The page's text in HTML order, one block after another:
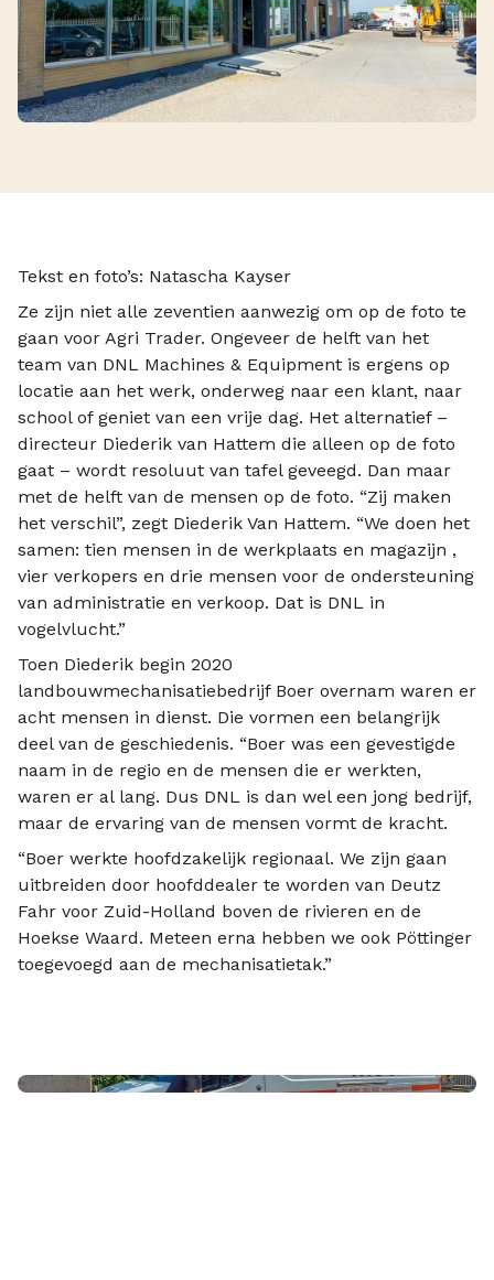
Tekst en foto’s: Natascha Kayser
Ze zijn niet alle zeventien aanwezig om op de foto te
gaan voor Agri Trader. Ongeveer de helft van het
team van DNL Machines & Equipment is ergens op
locatie aan het werk, onderweg naar een klant, naar
school of geniet van een vrije dag. Het alternatief –
directeur Diederik van Hattem die alleen op de foto
gaat – wordt resoluut van tafel geveegd. Dan maar
met de helft van de mensen op de foto. “Zij maken
het verschil”, zegt Diederik Van Hattem. “We doen het
samen: tien mensen in de werkplaats en magazijn ,
vier verkopers en drie mensen voor de ondersteuning
van administratie en verkoop. Dat is DNL in
vogelvlucht.”
Toen Diederik begin 2020
landbouwmechanisatiebedrijf Boer overnam waren er
acht mensen in dienst. Die vormen een belangrijk
deel van de geschiedenis. “Boer was een gevestigde
naam in de regio en de mensen die er werkten,
waren er al lang. Dus DNL is dan wel een jong bedrijf,
maar de ervaring van de mensen vormt de kracht.
“Boer werkte hoofdzakelijk regionaal. We zijn gaan
uitbreiden door hoofddealer te worden van Deutz
Fahr voor Zuid-Holland boven de rivieren en de
Hoekse Waard. Meteen erna hebben we ook Pöttinger
toegevoegd aan de mechanisatietak.”